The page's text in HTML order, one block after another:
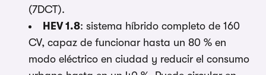
(7DCT).
HEV 1.8: sistema híbrido completo de 160
CV, capaz de funcionar hasta un 80 % en
modo eléctrico en ciudad y reducir el consumo